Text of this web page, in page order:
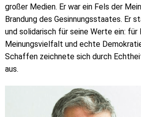
großer Medien. Er war ein Fels der
Brandung des Gesinnungsstaates. Er
und solidarisch für seine Werte ein: für
Meinungsvielfalt und echte
Schaffen zeichnete sich durch
aus.